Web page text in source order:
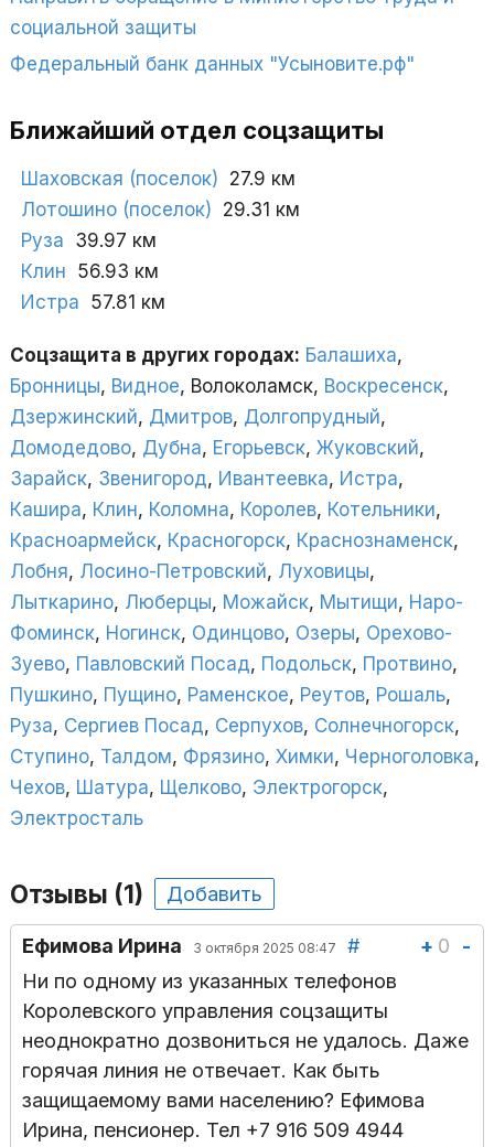
социальной защиты
Федеральный банк данных "Усыновите.рф"
Ближайший отдел соцзащиты
Шаховская (поселок) 27.9 км
Лотошино (поселок) 29.31 км
Руза 39.97 км
Клин 56.93 км
Истра 57.81 км
Соцзащита в других городах: Балашиха,
Бронницы, Видное, Волоколамск, Воскресенск,
Дзержинский, Дмитров, Долгопрудный,
Домодедово, Дубна, Егорьевск, Жуковский,
Зарайск, Звенигород, Ивантеевка, Истра,
Кашира, Клин, Коломна, Королев, Котельники,
Красноармейск, Красногорск, Краснознаменск,
Лобня, Лосино-Петровский, Луховицы,
Лыткарино, Люберцы, Можайск, Мытищи, Наро-
Фоминск, Ногинск, Одинцово, Озеры, Орехово-
Зуево, Павловский Посад, Подольск, Протвино,
Пушкино, Пущино, Раменское, Реутов, Рошаль,
Руза, Сергиев Посад, Серпухов, Солнечногорск,
Ступино, Талдом, Фрязино, Химки, Черноголовка,
Чехов, Шатура, Щелково, Электрогорск,
Электросталь
Отзывы (1) Добавить
Ефимова Ирина 3 октября 2025 08:47 # + 0
-
Ни по одному из указанных телефонов
Королевского управления соцзащиты
неоднократно дозвониться не удалось. Даже
горячая линия не отвечает. Как быть
защищаемому вами населению? Ефимова
Ирина, пенсионер. Тел +7 916 509 4944